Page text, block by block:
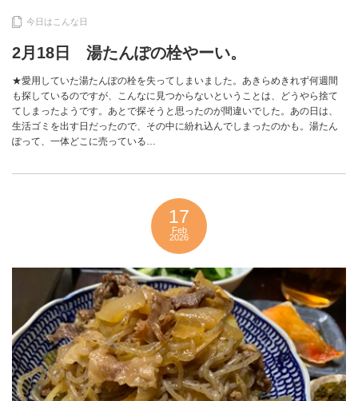
今日はこんな日
2月18日 湯たんぽの栓やーい。
★愛用していた湯たんぽの栓を失ってしまいました。あきらめきれず何週間
も探しているのですが、こんなに見つからないということは、どうやら捨て
てしまったようです。あとで探そうと思ったのが間違いでした。あの日は、
生活ゴミを出す日だったので、その中に紛れ込んでしまったのかも。湯たん
ぽって、一体どこに売っている…
17
Feb
2026